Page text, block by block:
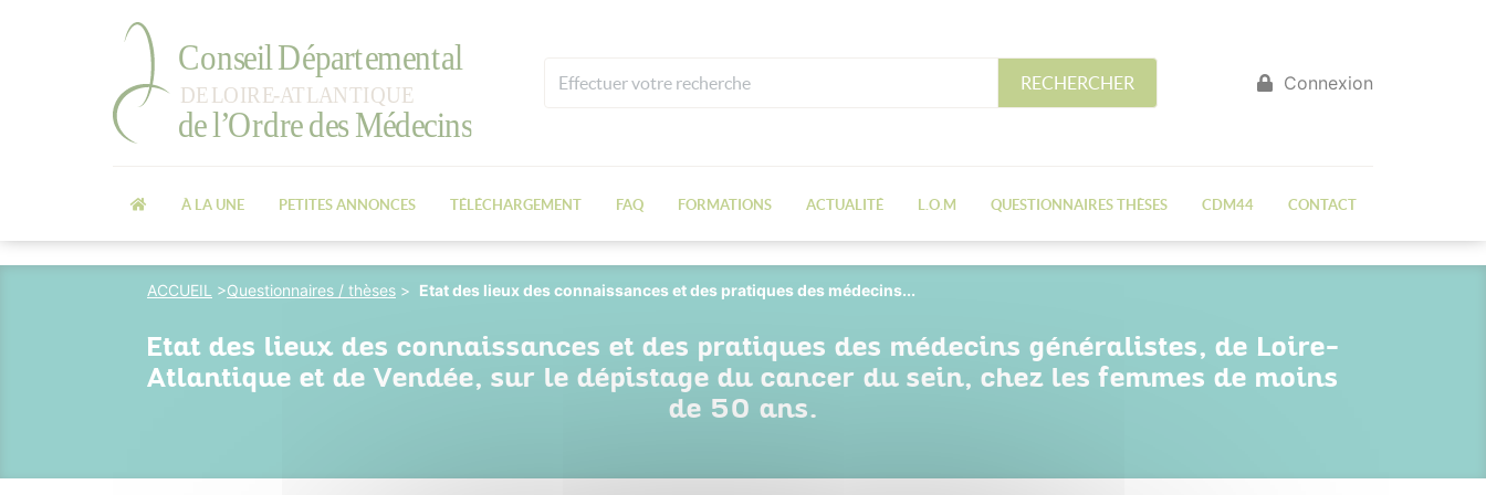
RECHERCHER Connexion
À LA UNE PETITES ANNONCES TÉLÉCHARGEMENT FAQ FORMATIONS ACTUALITÉ L.O.M QUESTIONNAIRES THÈSES CDM44 CONTACT
ACCUEIL >Questionnaires / thèses > Etat des lieux des connaissances et des pratiques des médecins...
Etat des lieux des connaissances et des pratiques des médecins généralistes, de Loire-
Atlantique et de Vendée, sur le dépistage du cancer du sein, chez les femmes de moins
de 50 ans.